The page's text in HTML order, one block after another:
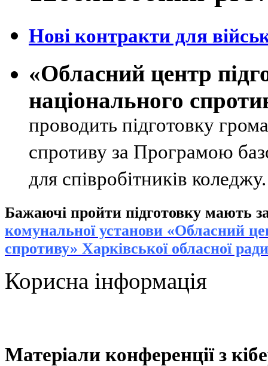
Нові контракти для
«Обласний центр
національного
проводить підготовку
спротиву за Програмою
для співробітників
Бажаючі пройти підготовку мають
комунальної установи «Обласний
спротиву» Харківської обласної
Корисна інформація
Матеріали конференції з